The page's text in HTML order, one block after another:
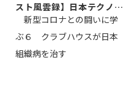
スト風雲録】日本テクノロ
ジーベ...
新型コロナとの闘いに学
ぶ６ クラブハウスが日本
組織病を治す